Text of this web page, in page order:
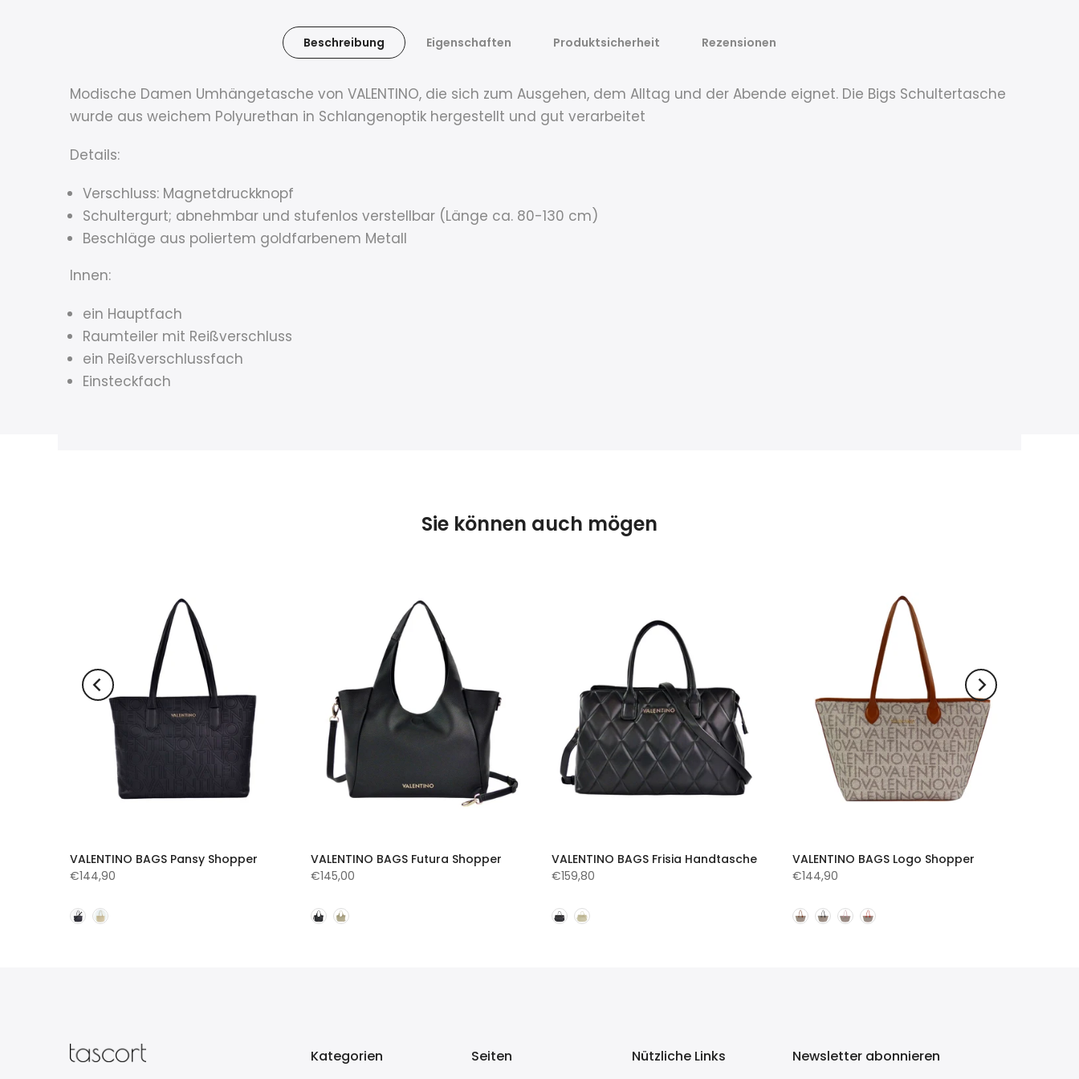
Beschreibung Eigenschaften Produktsicherheit Rezensionen
Modische Damen Umhängetasche von VALENTINO, die sich zum Ausgehen, dem Alltag und der Abende eignet. Die Bigs Schultertasche
wurde aus weichem Polyurethan in Schlangenoptik hergestellt und gut verarbeitet
Details:
Verschluss: Magnetdruckknopf
Schultergurt; abnehmbar und stufenlos verstellbar (Länge ca. 80-130 cm)
Beschläge aus poliertem goldfarbenem Metall
Innen:
ein Hauptfach
Raumteiler mit Reißverschluss
ein Reißverschlussfach
Einsteckfach
Sie können auch mögen
VALENTINO BAGS Pansy Shopper
€144,90
VALENTINO BAGS Futura Shopper
€145,00
VALENTINO BAGS Frisia Handtasche
€159,80
VALENTINO BAGS Logo Shopper
€144,90
Kategorien Seiten Nützliche Links Newsletter abonnieren